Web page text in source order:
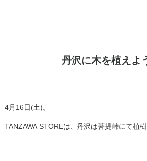
丹沢に木を植えよ
4月16日(土)。
TANZAWA STOREは、丹沢は菩提峠にて植